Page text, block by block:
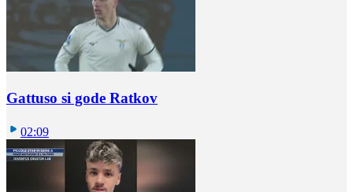
Gattuso si gode Ratkov
02:09